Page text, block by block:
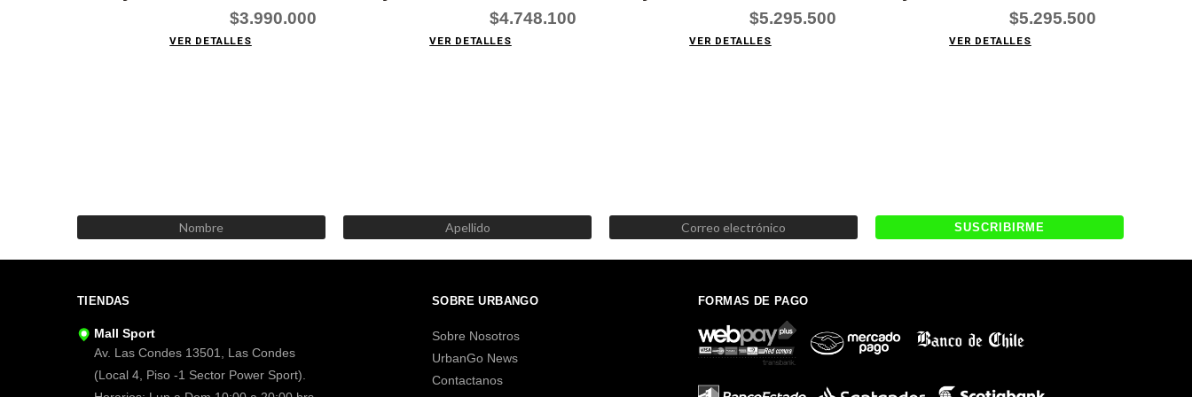
$3.990.000
VER DETALLES
$4.748.100
VER DETALLES
$5.295.500
VER DETALLES
$5.295.500
VER DETALLES
TIENDAS
Mall Sport
Av. Las Condes 13501, Las Condes
(Local 4, Piso -1 Sector Power Sport).
SOBRE URBANGO
Sobre Nosotros
UrbanGo News
Contactanos
FORMAS DE PAGO